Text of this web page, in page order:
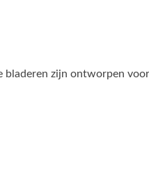
bladeren zijn ontworpen